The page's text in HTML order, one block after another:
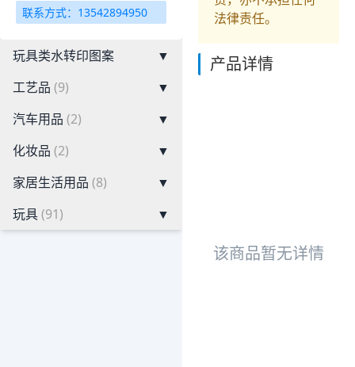
联系方式：13542894950
玩具类水转印图案
▼
工艺品 (9)
▼
汽车用品 (2)
▼
化妆品 (2)
▼
家居生活用品 (8)
▼
玩具(91) ▼
法律责任。
产品详情
该商品暂无详情